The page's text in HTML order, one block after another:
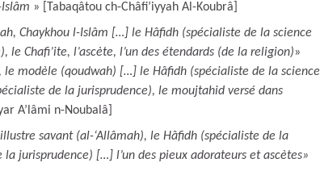
» [Tabaqâtou ch-Châfi’iyyah Al-Koubrâ]
Chaykhou l-Islâm […] le Hâfidh (spécialiste de la science
Chafi’ite, l’ascète, l’un des étendards (de la religion)»
le modèle (qoudwah) […] le Hâfidh (spécialiste de la science
de la jurisprudence), le moujtahid versé dans
A’lâmi n-Noubalâ]
savant (al-‘Allâmah), le Hâfidh (spécialiste de la
jurisprudence) […] l’un des pieux adorateurs et ascètes»